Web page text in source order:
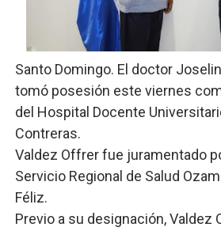
Lee Ballester a los que se
Operativo Interinstitucional
Trabajadores de la prensa y
Ministerio de Cultura anuncia
Más de 180 dirigentes
Santo Domingo. El doctor
tomó posesión este viernes
del Hospital Docente
Contreras.
Valdez Offrer fue juramentado
Servicio Regional de Salud
Féliz.
Previo a su designación, Valdez